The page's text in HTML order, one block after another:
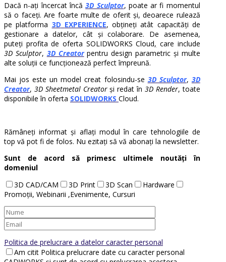
Dacă n-ați încercat încă3D Sculptor, poate ar fi momentul
să o faceți. Are foarte multe de oferit și, deoarece rulează
pe platforma 3D EXPERIENCE, obțineți atât capacități de
gestionare a datelor, cât și colaborare. De asemenea,
puteți profita de oferta SOLIDWORKS Cloud, care include
3D Sculptor, 3D Creatorpentru design parametric și multe
alte soluții ce funcționează perfect împreună.
Mai jos este un model creat folosindu-se 3D Sculptor, 3D
Creator, 3D Sheetmetal Creatorși redat în3D Render, toate
disponibile în oferta SOLIDWORKS Cloud.
Rămâneți informat și aflați modul în care tehnologiile de
top vă pot fi de folos. Nu ezitați să vă abonați la newsletter.
Sunt de acord să primesc ultimele noutăți în
domeniul
3D CAD/CAM
3D Print 3D Scan
Hardware
Promoții, Webinarii ,Evenimente, Cursuri
Politica de prelucrare a datelor caracter personal
Am citit Politica prelucrare date cu caracter personal